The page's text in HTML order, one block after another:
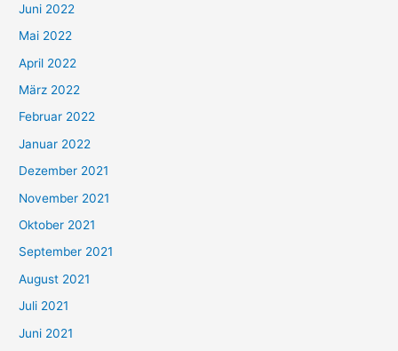
Juni 2022
Mai 2022
April 2022
März 2022
Februar 2022
Januar 2022
Dezember 2021
November 2021
Oktober 2021
September 2021
August 2021
Juli 2021
Juni 2021